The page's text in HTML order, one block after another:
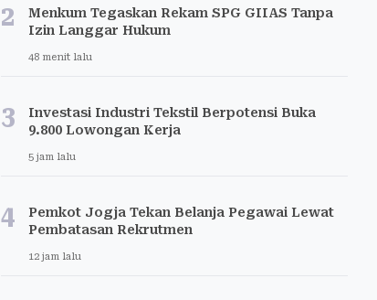
2
Menkum Tegaskan Rekam SPG GIIAS Tanpa
Izin Langgar Hukum
48 menit lalu
3
Investasi Industri Tekstil Berpotensi Buka
9.800 Lowongan Kerja
5 jam lalu
4
Pemkot Jogja Tekan Belanja Pegawai Lewat
Pembatasan Rekrutmen
12 jam lalu